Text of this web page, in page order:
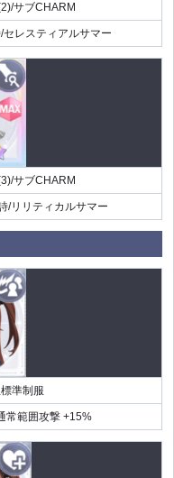
サブCHARM
セレスティアルサマー
サブCHARM
/リリティカルサマー
準制服
常範囲攻撃 +15%